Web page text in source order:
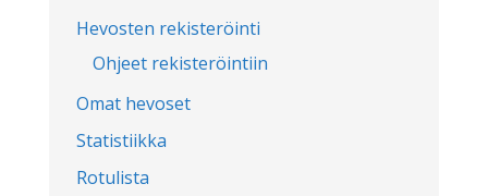
Hevosten rekisteröinti
Ohjeet rekisteröintiin
Omat hevoset
Statistiikka
Rotulista